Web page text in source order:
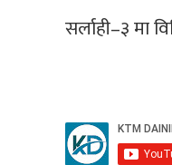
सर्लाही–३ मा